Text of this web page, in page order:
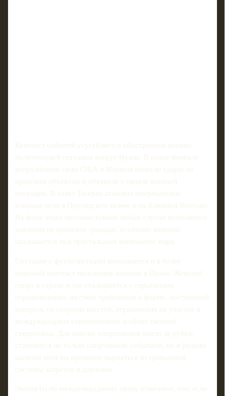
Контекст событий усугубляется обострением военно-
политической ситуации вокруг Ирана. В конце февраля
вооружённые силы США и Израиля нанесли удары по
иранским объектам и объявили о начале военной
операции. В ответ Тегеран атаковал американские
военные цели в Персидском заливе и на Ближнем Востоке.
На фоне этого противостояния любые случаи возможного
давления на иранских граждан, особенно женщин,
оказываются под пристальным вниманием мира.
Ситуация с футболистками вписывается и в более
широкий контекст положения женщин в Иране. Женский
спорт в стране и так сталкивается с серьёзными
ограничениями: жёсткие требования к форме, постоянный
контроль со стороны властей, ограничения на участие в
международных соревнованиях и общественные
стереотипы. Для многих спортсменок выезд за рубеж
становится не только спортивным событием, но и редким
шансом хотя бы временно вырваться из привычной
системы запретов и давления.
Эксперты по международному праву отмечают, что, если